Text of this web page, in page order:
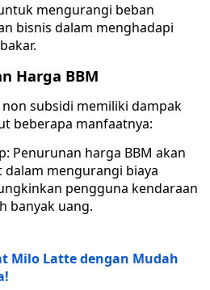
mengurangi beban
bisnis dalam menghadapi
Harga BBM
subsidi memiliki dampak
beberapa manfaatnya:
Penurunan harga BBM akan
mengurangi biaya
pengguna kendaraan
banyak uang.
Milo Latte dengan Mudah